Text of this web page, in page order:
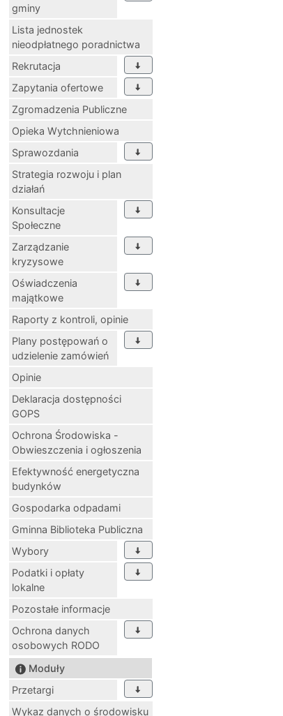
gminy
Lista jednostek
nieodpłatnego poradnictwa
Rekrutacja
Zapytania ofertowe
Zgromadzenia Publiczne
Opieka Wytchnieniowa
Sprawozdania
Strategia rozwoju i plan
działań
Konsultacje
Społeczne
Zarządzanie
kryzysowe
Oświadczenia
majątkowe
Raporty z kontroli, opinie
Plany postępowań o
udzielenie zamówień
Opinie
Deklaracja dostępności
GOPS
Ochrona Środowiska -
Obwieszczenia i ogłoszenia
Efektywność energetyczna
budynków
Gospodarka odpadami
Gminna Biblioteka Publiczna
Wybory
Podatki i opłaty
lokalne
Pozostałe informacje
Ochrona danych
osobowych RODO
Moduły
Przetargi
Wykaz danych o środowisku